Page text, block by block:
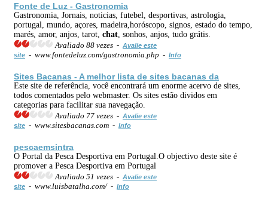
Fonte de Luz - Gastronomia
Gastronomia, Jornais, noticias, futebel, desportivas, astrologia,
portugal, mundo, açores, madeira,horóscopo, signos, estado do tempo,
marés, amor, anjos, tarot, chat , sonhos, anjos, tudo grátis.
Avaliado 88 vezes - Avalie este
site - www.fontedeluz.com/gastronomia.php - Info
Sites Bacanas - A melhor lista de sites bacanas da
Este site de referência, você encontrará um enorme acervo de sites,
todos comentados pelo webmaster. Os sites estão dividos em
categorias para facilitar sua navegação.
Avaliado 77 vezes - Avalie este
site - www.sitesbacanas.com - Info
pescaemsintra
O Portal da Pesca Desportiva em Portugal.O objectivo deste site é
promover a Pesca Desportiva em Portugal
Avaliado 51 vezes - Avalie este
site - www.luisbatalha.com/ - Info